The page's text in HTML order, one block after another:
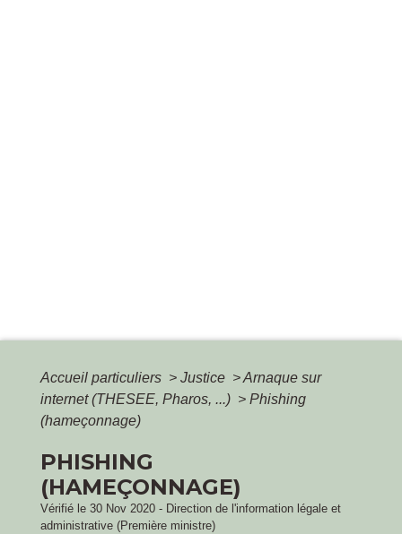
Accueil particuliers > Justice >Arnaque sur
internet (THESEE, Pharos, ...) > Phishing
(hameçonnage)
PHISHING
(HAMEÇONNAGE)
Vérifié le 30 Nov 2020 - Direction de l'information légale et
administrative (Première ministre)